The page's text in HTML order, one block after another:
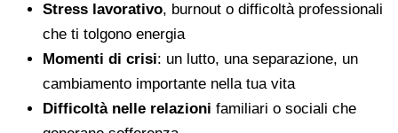
Stress lavorativo, burnout o difficoltà professionali
che ti tolgono energia
Momenti di crisi: un lutto, una separazione, un
cambiamento importante nella tua vita
Difficoltà nelle relazioni familiari o sociali che